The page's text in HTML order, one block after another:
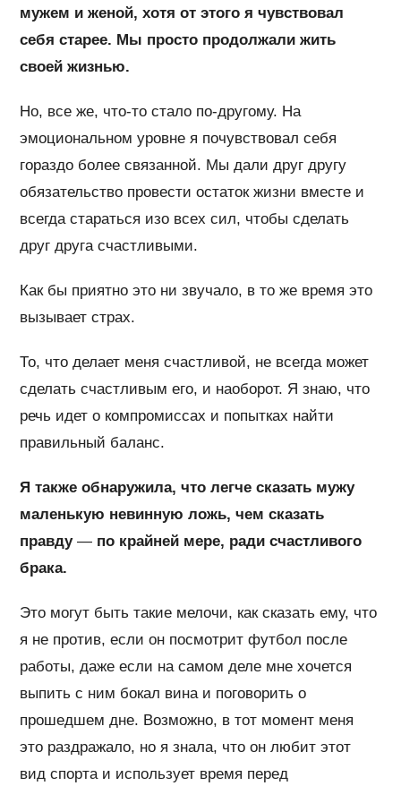
мужем и женой, хотя от этого я чувствовал
себя старее. Мы просто продолжали жить
своей жизнью.
Но, все же, что-то стало по-другому. На
эмоциональном уровне я почувствовал себя
гораздо более связанной. Мы дали друг другу
обязательство провести остаток жизни вместе и
всегда стараться изо всех сил, чтобы сделать
друг друга счастливыми.
Как бы приятно это ни звучало, в то же время это
вызывает страх.
То, что делает меня счастливой, не всегда может
сделать счастливым его, и наоборот. Я знаю, что
речь идет о компромиссах и попытках найти
правильный баланс.
Я также обнаружила, что легче сказать мужу
маленькую невинную ложь, чем сказать
правду— по крайней мере, ради счастливого
брака.
Это могут быть такие мелочи, как сказать ему, что
я не против, если он посмотрит футбол после
работы, даже если на самом деле мне хочется
выпить с ним бокал вина и поговорить о
прошедшем дне. Возможно, в тот момент меня
это раздражало, но я знала, что он любит этот
вид спорта и использует время перед